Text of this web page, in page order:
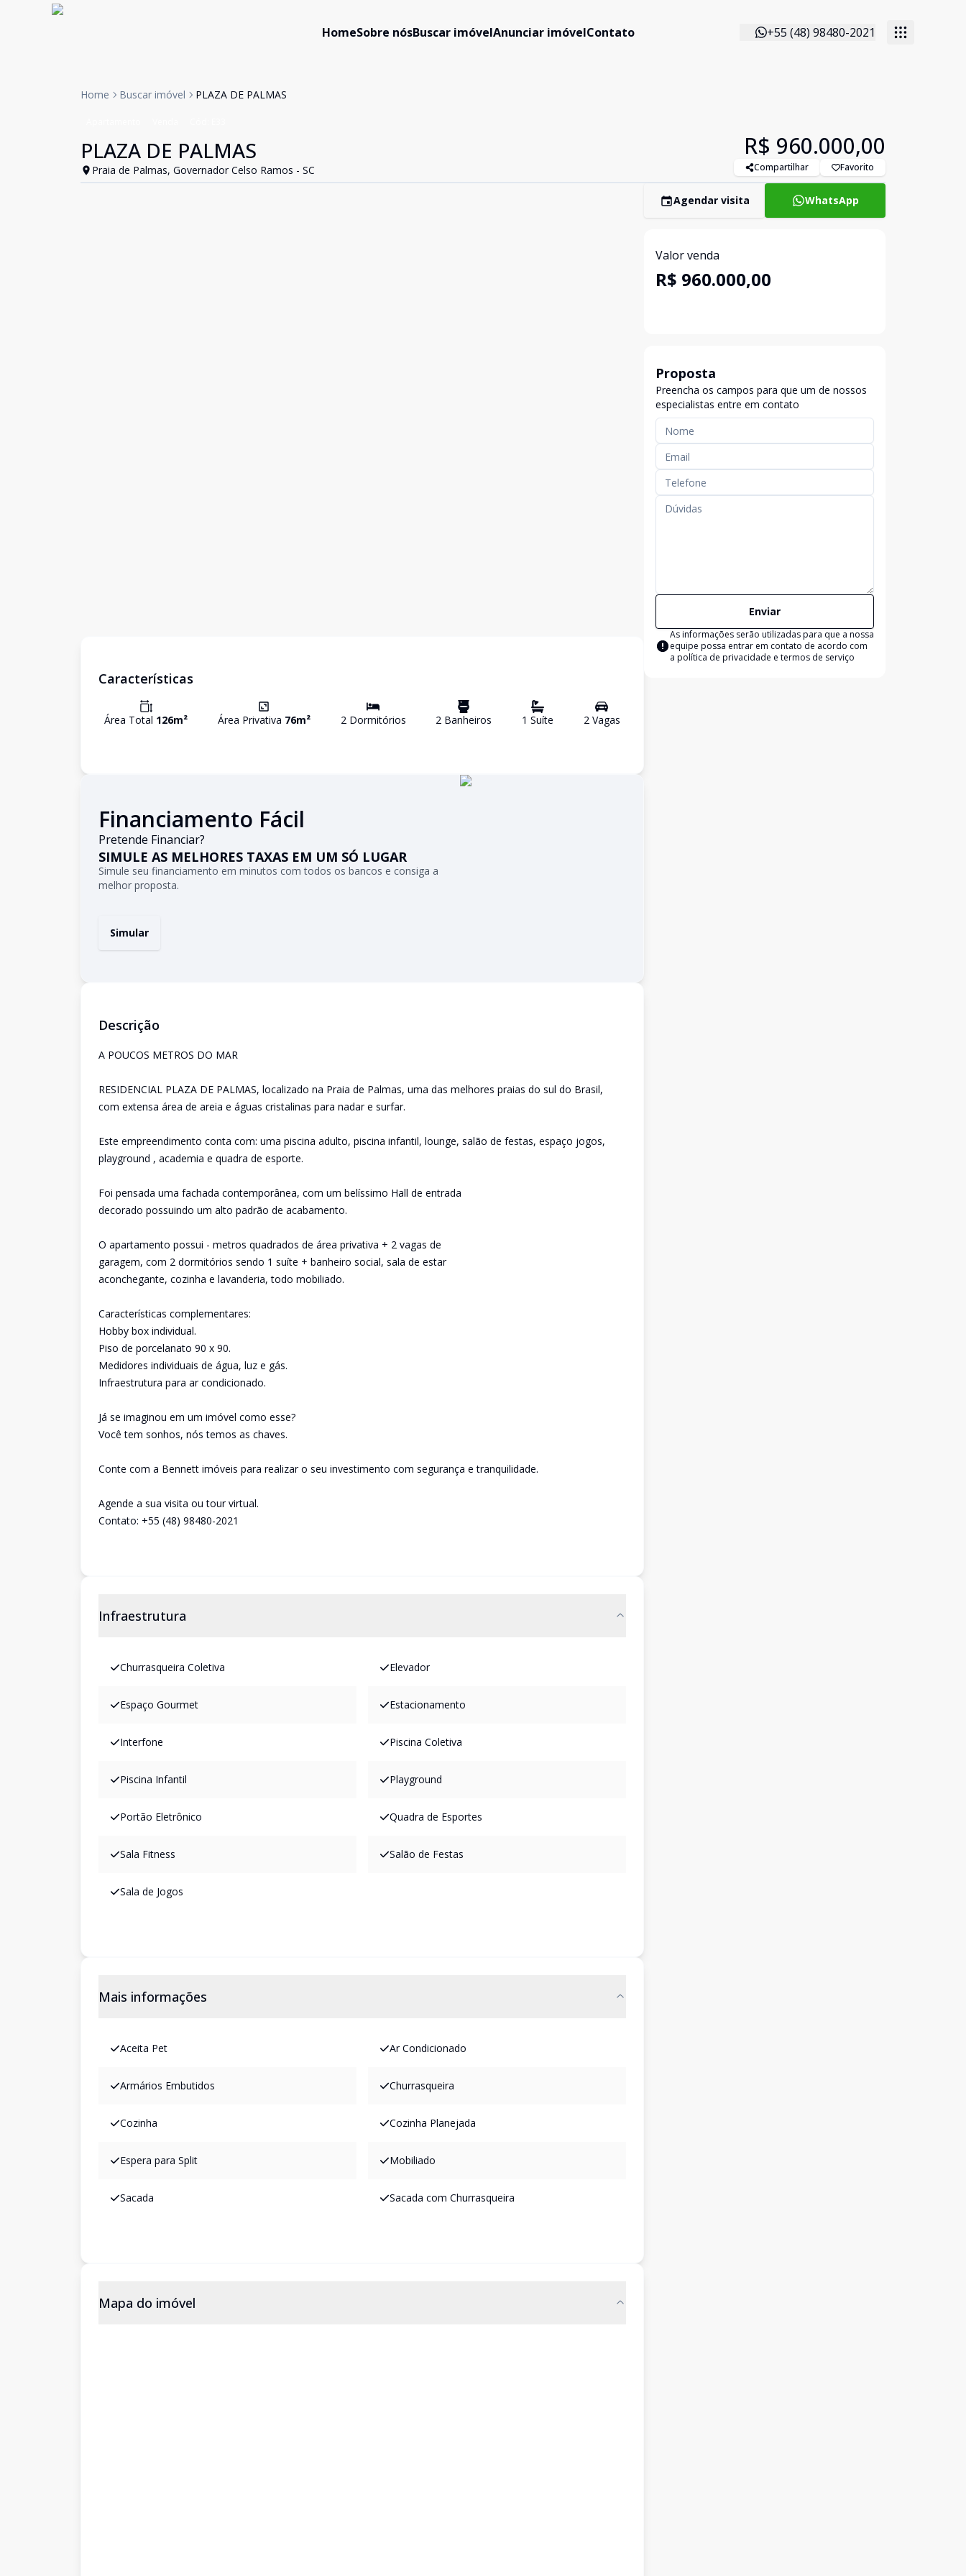
HomeSobre nósBuscar imóvelAnunciar imóvelContato +55 (48) 98480-2021
Home Buscar imóvel PLAZA DE PALMAS
PLAZA DE PALMAS
Praia de Palmas, Governador Celso Ramos - SC
R$ 960.000,00
Compartilhar Favorito
Características
Área Total 126m² Área Privativa 76m² 2Dormitórios 2 Banheiros 1 Suíte 2Vagas
Financiamento Fácil
Pretende Financiar?
SIMULE AS MELHORES TAXAS EM UM SÓ LUGAR
Simule seu financiamento em minutos com todos os bancos e consiga a
melhor proposta.
Simular
Descrição
A POUCOS METROS DO MAR
RESIDENCIAL PLAZA DE PALMAS, localizado na Praia de Palmas, uma das melhores praias do sul do Brasil,
com extensa área de areia e águas cristalinas para nadar e surfar.
Este empreendimento conta com: uma piscina adulto, piscina infantil, lounge, salão de festas, espaço jogos,
playground , academia e quadra de esporte.
Foi pensada uma fachada contemporânea, com um belíssimo Hall de entrada
decorado possuindo um alto padrão de acabamento.
O apartamento possui - metros quadrados de área privativa + 2 vagas de
garagem, com 2 dormitórios sendo 1 suíte + banheiro social, sala de estar
aconchegante, cozinha e lavanderia, todo mobiliado.
Características complementares:
Hobby box individual.
Piso de porcelanato 90 x 90.
Medidores individuais de água, luz e gás.
Infraestrutura para ar condicionado.
Já se imaginou em um imóvel como esse?
Você tem sonhos, nós temos as chaves.
Conte com a Bennett imóveis para realizar o seu investimento com segurança e tranquilidade.
Agende a sua visita ou tour virtual.
Contato: +55 (48) 98480-2021
Infraestrutura
Churrasqueira Coletiva Elevador
Espaço Gourmet Estacionamento
Interfone Piscina Coletiva
Piscina Infantil Playground
Portão Eletrônico Quadra de Esportes
Sala Fitness Salão de Festas
Sala de Jogos
Mais informações
Aceita Pet Ar Condicionado
Armários Embutidos Churrasqueira
Cozinha Cozinha Planejada
Espera para Split Mobiliado
Sacada Sacada com Churrasqueira
Mapa do imóvel
Agendar visita WhatsApp
Valor venda
R$ 960.000,00
Proposta
Preencha os campos para que um de nossos
especialistas entre em contato
Enviar
As informações serão utilizadas para que a nossa
equipe possa entrar em contato de acordo com
a política de privacidade e termos de serviço